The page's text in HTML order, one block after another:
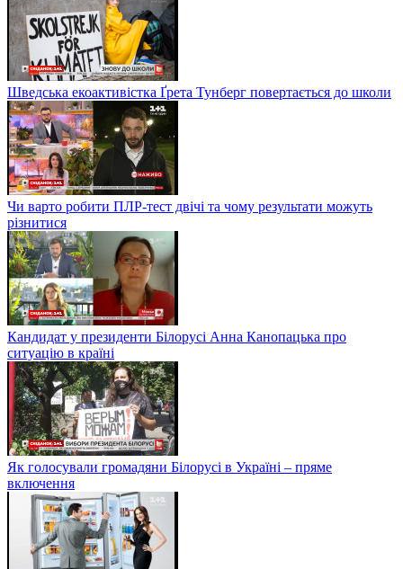
Шведська екоактивістка Ґрета Тунберг повертається до школи
Чи варто робити ПЛР-тест двічі та чому результати можуть
різнитися
Кандидат у президенти Білорусі Анна Канопацька про
ситуацію в країні
Як голосували громадяни Білорусі в Україні – пряме
включення